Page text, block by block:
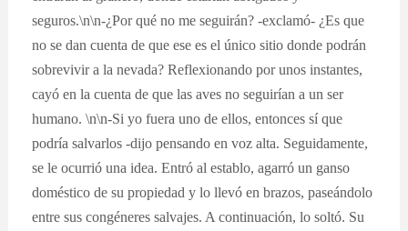
seguros.\n\n-¿Por qué no me seguirán? -exclamó- ¿Es que
no se dan cuenta de que ese es el único sitio donde podrán
sobrevivir a la nevada? Reflexionando por unos instantes,
cayó en la cuenta de que las aves no seguirían a un ser
humano. \n\n-Si yo fuera uno de ellos, entonces sí que
podría salvarlos -dijo pensando en voz alta. Seguidamente,
se le ocurrió una idea. Entró al establo, agarró un ganso
doméstico de su propiedad y lo llevó en brazos, paseándolo
entre sus congéneres salvajes. A continuación, lo soltó. Su